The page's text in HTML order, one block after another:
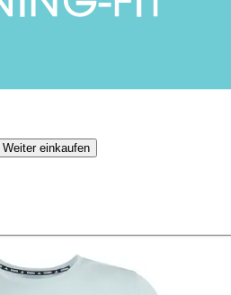
Weiter einkaufen